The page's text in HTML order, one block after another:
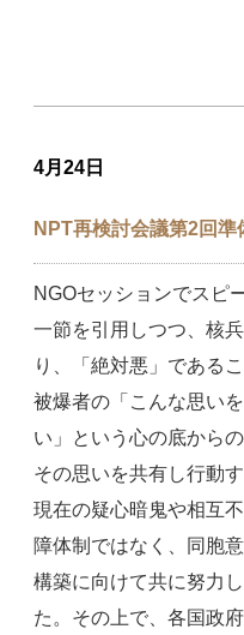
4月24日
NPT再検討会議第2回
NGOセッションでスピ
一節を引用しつつ、核
り、「絶対悪」である
被爆者の「こんな思い
い」という心の底から
その思いを共有し行動
現在の疑心暗鬼や相互
障体制ではなく、同胞
構築に向けて共に努力
た。その上で、各国政